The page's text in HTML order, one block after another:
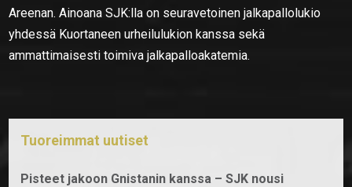
Areenan. Ainoana SJK:lla on seuravetoinen jalkapallolukio
yhdessä Kuortaneen urheilulukion kanssa sekä
ammattimaisesti toimiva jalkapalloakatemia.
Tuoreimmat uutiset
Pisteet jakoon Gnistanin kanssa – SJK nousi